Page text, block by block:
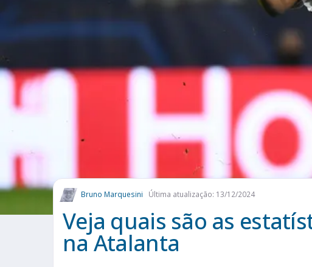
Bruno Marquesini Última atualização: 13/12/2024
Veja quais são as
na Atalanta